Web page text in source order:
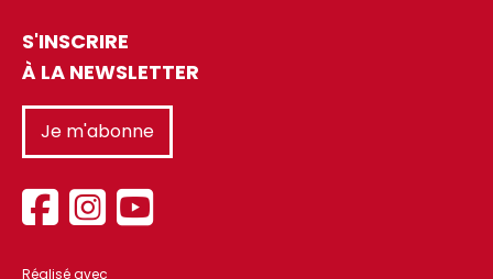
S'INSCRIRE
À LA NEWSLETTER
Je m'abonne
Réalisé avec